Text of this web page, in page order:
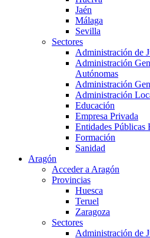
Jaén
Málaga
Sevilla
Sectores
Administración de
Administración
Autónomas
Administración
Administración
Educación
Empresa Privada
Entidades Públicas
Formación
Sanidad
Aragón
Acceder a Aragón
Provincias
Huesca
Teruel
Zaragoza
Sectores
Administración de